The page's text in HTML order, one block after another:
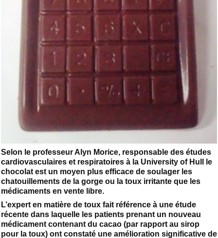
Selon le professeur Alyn Morice, responsable des études
cardiovasculaires et respiratoires à la University of Hull le
chocolat est un moyen plus efficace de soulager les
chatouillements de la gorge ou la toux irritante que les
médicaments en vente libre.
L’expert en matière de toux fait référence à une étude
récente dans laquelle les patients prenant un nouveau
médicament contenant du cacao (par rapport au sirop
pour la toux) ont constaté une amélioration significative de